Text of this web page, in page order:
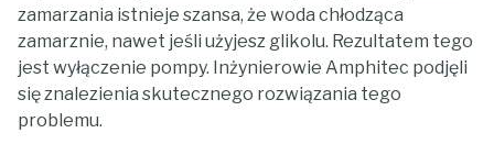
zamarzania istnieje szansa, że woda chłodząca
zamarznie, nawet jeśli użyjesz glikolu. Rezultatem tego
jest wyłączenie pompy. Inżynierowie Amphitec podjęli
się znalezienia skutecznego rozwiązania tego
problemu.